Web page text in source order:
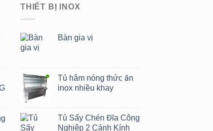
THIẾT BỊ INOX
Bàn gia vị
Tủ hâm nóng thức ăn
inox nhiều khay
Tủ Sấy Chén Đĩa Công
Nghiệp 2 Cánh Kính